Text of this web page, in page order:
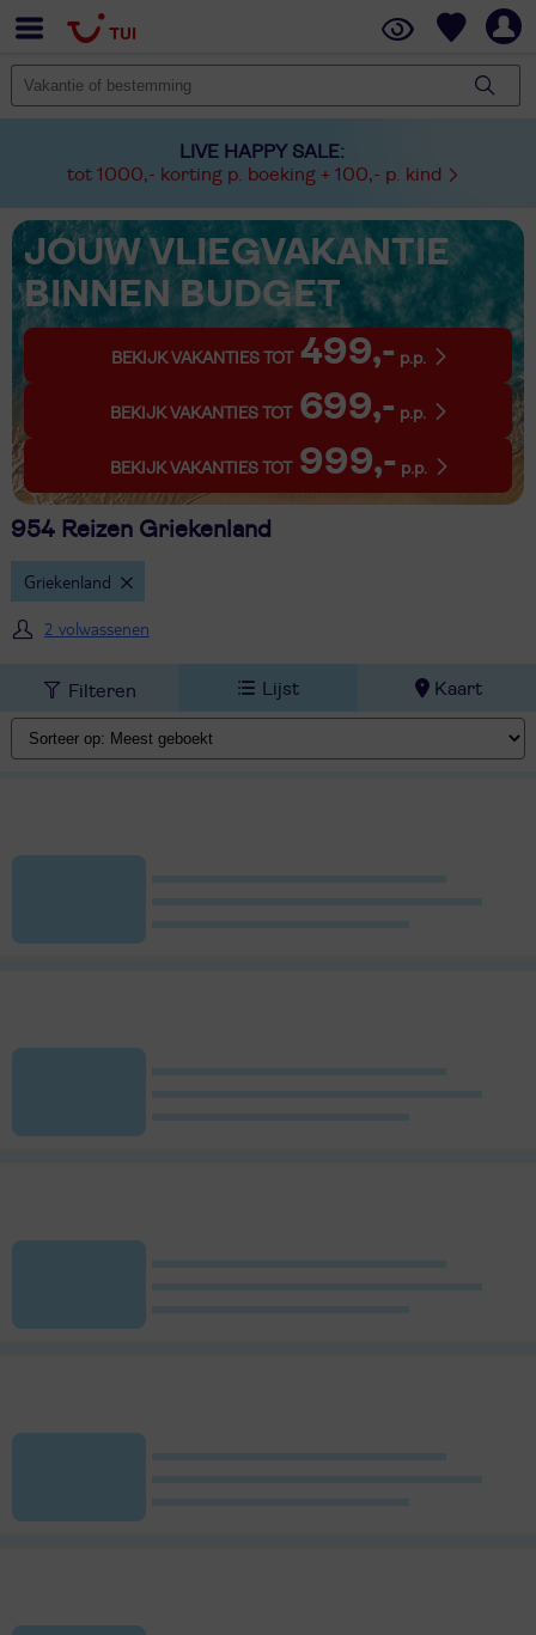
LIVE HAPPY SALE:
tot 1000,- korting p. boeking + 100,- p. kind
JOUW VLIEGVAKANTIE
BINNEN BUDGET
BEKIJK VAKANTIES TOT 499,- p.p.
BEKIJK VAKANTIES TOT 699,- p.p.
BEKIJK VAKANTIES TOT 999,- p.p.
954 Reizen Griekenland
Griekenland
2 volwassenen
Filteren Lijst Kaart